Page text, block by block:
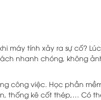
máy tính xảy ra sự cố? Lúc
nhanh chóng, không
công việc. Học phần
thống kê cốt thép,… Có